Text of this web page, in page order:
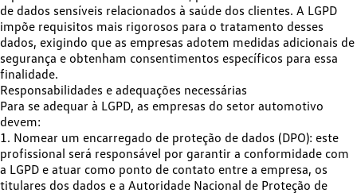
de dados sensíveis relacionados à saúde dos clientes. A LGPD
impõe requisitos mais rigorosos para o tratamento desses
dados, exigindo que as empresas adotem medidas adicionais de
segurança e obtenham consentimentos específicos para essa
finalidade.​
Responsabilidades e adequações necessárias
Para se adequar à LGPD, as empresas do setor automotivo
devem:​
1. Nomear um encarregado de proteção de dados (DPO): este
profissional será responsável por garantir a conformidade com
a LGPD e atuar como ponto de contato entre a empresa, os
titulares dos dados e a Autoridade Nacional de Proteção de